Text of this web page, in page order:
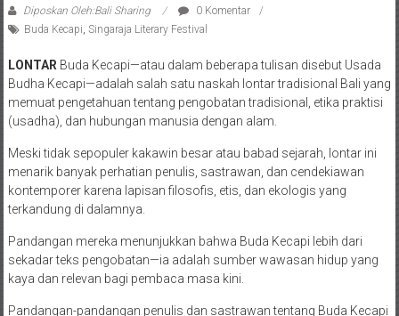
Diposkan Oleh:Bali Sharing
0 Komentar
Buda Kecapi Singaraja Literary Festival
LONTAR Buda Kecapi—atau dalam beberapa tulisan disebut Usada
Budha Kecapi—adalah salah satu naskah lontar tradisional Bali yang
memuat pengetahuan tentang pengobatan tradisional, etika praktisi
(usadha), dan hubungan manusia dengan alam.
Meski tidak sepopuler kakawin besar atau babad sejarah, lontar ini
menarik banyak perhatian penulis, sastrawan, dan cendekiawan
kontemporer karena lapisan filosofis, etis, dan ekologis yang
terkandung di dalamnya.
Pandangan mereka menunjukkan bahwa Buda Kecapi lebih dari
sekadar teks pengobatan—ia adalah sumber wawasan hidup yang
kaya dan relevan bagi pembaca masa kini.
Pandangan-pandangan penulis dan sastrawan tentang Buda Kecapi